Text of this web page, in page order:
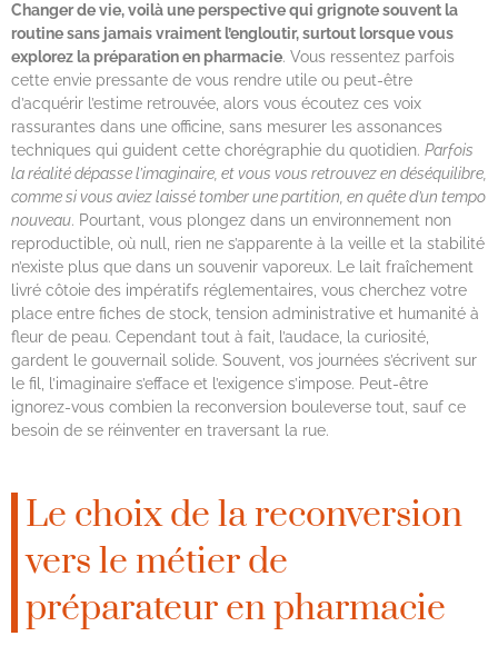
Changer de vie, voilà une perspective qui grignote souvent la
routine sans jamais vraiment l’engloutir, surtout lorsque vous
explorez la préparation en pharmacie. Vous ressentez parfois
cette envie pressante de vous rendre utile ou peut-être
d’acquérir l’estime retrouvée, alors vous écoutez ces voix
rassurantes dans une officine, sans mesurer les assonances
techniques qui guident cette chorégraphie du quotidien. Parfois
la réalité dépasse l’imaginaire, et vous vous retrouvez en déséquilibre,
comme si vous aviez laissé tomber une partition, en quête d’un tempo
nouveau. Pourtant, vous plongez dans un environnement non
reproductible, où null, rien ne s’apparente à la veille et la stabilité
n’existe plus que dans un souvenir vaporeux. Le lait fraîchement
livré côtoie des impératifs réglementaires, vous cherchez votre
place entre fiches de stock, tension administrative et humanité à
fleur de peau. Cependant tout à fait, l’audace, la curiosité,
gardent le gouvernail solide. Souvent, vos journées s’écrivent sur
le fil, l’imaginaire s’efface et l’exigence s’impose. Peut-être
ignorez-vous combien la reconversion bouleverse tout, sauf ce
besoin de se réinventer en traversant la rue.
Le choix de la reconversion
vers le métier de
préparateur en pharmacie